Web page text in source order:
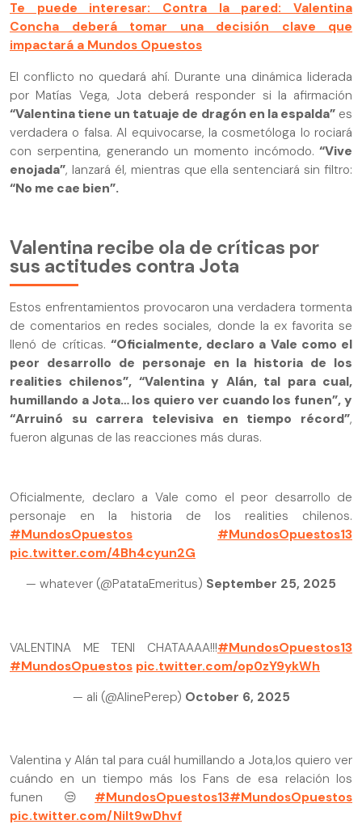
Te puede interesar: Contra la pared: Valentina
Concha deberá tomar una decisión clave que
impactará a Mundos Opuestos
El conflicto no quedará ahí. Durante una dinámica liderada
por Matías Vega, Jota deberá responder si la afirmación
“Valentina tiene un tatuaje de dragón en la espalda”es
verdadera o falsa. Al equivocarse, la cosmetóloga lo rociará
con serpentina, generando un momento incómodo. “Vive
enojada”, lanzará él, mientras que ella sentenciará sin filtro:
“No me cae bien”.
Valentina recibe ola de críticas por
sus actitudes contra Jota
Estos enfrentamientos provocaron una verdadera tormenta
de comentarios en redes sociales, donde la ex favorita se
llenó de críticas. “Oficialmente, declaro a Vale como el
peor desarrollo de personaje en la historia de los
realities chilenos”, “Valentina y Alán, tal para cual,
humillando a Jota… los quiero ver cuando los funen”, y
“Arruinó su carrera televisiva en tiempo récord”,
fueron algunas de las reacciones más duras.
Oficialmente, declaro a Vale como el peor desarrollo de
personaje en la historia de los realities chilenos.
#MundosOpuestos
#MundosOpuestos13
pic.twitter.com/4Bh4cyun2G
— whatever (@PatataEmeritus) September 25, 2025
VALENTINA ME TENI CHATAAAA!!!#MundosOpuestos13
#MundosOpuestos pic.twitter.com/op0zY9ykWh
— ali (@AlinePerep) October 6, 2025
Valentina y Alán tal para cuál humillando a Jota,los quiero ver
cuándo en un tiempo más los Fans de esa relación los
funen 😒 #MundosOpuestos13#MundosOpuestos
pic.twitter.com/NiIt9wDhvf